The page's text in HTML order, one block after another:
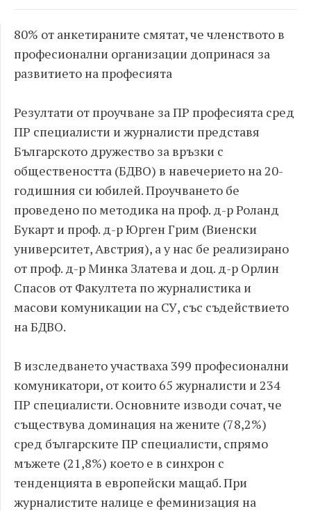
80% от анкетираните смятат, че членството в
професионални организации допринася за
развитието на професията
Резултати от проучване за ПР професията сред
ПР специалисти и журналисти представя
Българското дружество за връзки с
обществеността (БДВО) в навечерието на 20-
годишния си юбилей. Проучването бе
проведено по методика на проф. д-р Роланд
Букарт и проф. д-р Юрген Грим (Виенски
университет, Австрия), а у нас бе реализирано
от проф. д-р Минка Златева и доц. д-р Орлин
Спасов от Факултета по журналистика и
масови комуникации на СУ, със съдействието
на БДВО.
В изследването участваха 399 професионални
комуникатори, от които 65 журналисти и 234
ПР специалисти. Основните изводи сочат, че
съществува доминация на жените (78,2%)
сред българските ПР специалисти, спрямо
мъжете (21,8%) което е в синхрон с
тенденцията в европейски мащаб. При
журналистите налице е феминизация на